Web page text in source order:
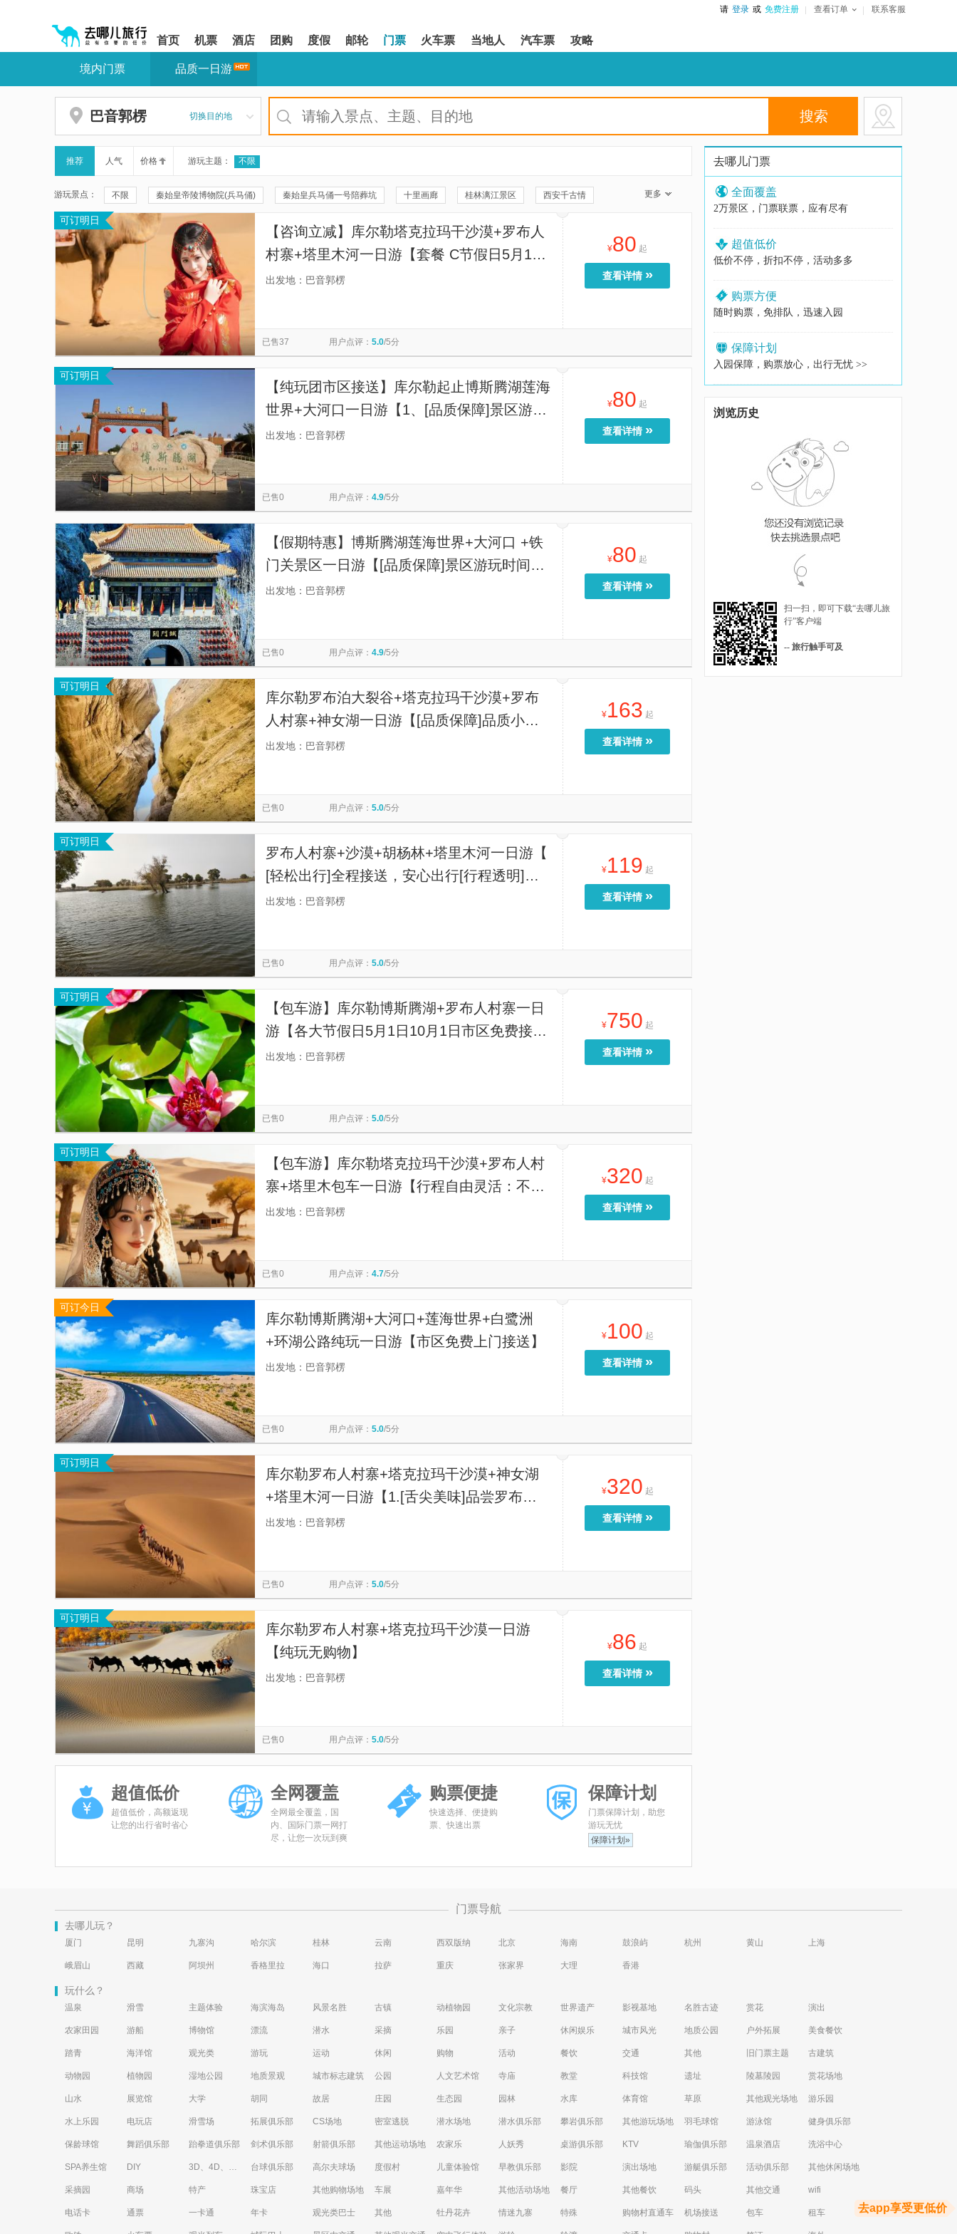
您
站
区,
本
有
6
模
块,
按
览
请 登录 或 免费注册 查看订单 联系客服
首页 机票 酒店 团购 度假 邮轮 门票 火车票 当地人 汽车票 攻略
您
站
区
境内门票 品质一日游
巴音郭楞 切换目的地
推荐 人气 价格 游玩主题： 不限
游玩景点： 不限 秦始皇帝陵博物院(兵马俑) 秦始皇兵马俑一号陪葬坑 十里画廊 桂林漓江景区 西安千古情
秦兵马俑三号坑遗址 20元人民币背景观景台
兴坪古镇 秦兵马俑二号坑遗址大厅 遇龙河景区 《长恨歌》演出 遇龙河竹筏漂游 珠海渔女
周庄 周庄沈厅 故宫博物院
福建土楼(南靖)云水谣景区-怀远楼
慕田峪长城 西安事变旧址五间厅
秦始皇帝陵博物院-丽山园 星光大道 圆明园
天坛公园
更多
可订明日
【咨询立减】库尔勒塔克拉玛干沙漠+罗布人
村寨+塔里木河一日游【套餐 C节假日5月1日
10月1日市区免费接送。库尔勒市区火车站，
出发地：巴音郭楞
¥80 起
查看详情 »
已售37 用户点评： 5.0/5分
可订明日
【纯玩团市区接送】库尔勒起止博斯腾湖莲海
世界+大河口一日游【1、[品质保障]景区游玩
时间充足，无套路 5月1人、10月1日 市区免
出发地：巴音郭楞
¥80 起
查看详情 »
已售0 用户点评： 4.9/5分
【假期特惠】博斯腾湖莲海世界+大河口 +铁
门关景区一日游【[品质保障]景区游玩时间充
足，无套路 库尔勒市区 ，火车站 开发区大门
出发地：巴音郭楞
¥80 起
查看详情 »
已售0 用户点评： 4.9/5分
可订明日
库尔勒罗布泊大裂谷+塔克拉玛干沙漠+罗布
人村寨+神女湖一日游【[品质保障]品质小
团、出行无忧、景区游玩时间充足，无套路】
出发地：巴音郭楞
¥163 起
查看详情 »
已售0 用户点评： 5.0/5分
可订明日
罗布人村寨+沙漠+胡杨林+塔里木河一日游【​
[轻松出行]全程接送，安心出行[行程透明]收
费清晰透明，无隐形消费 [服务升级]纯玩无购
出发地：巴音郭楞
¥119 起
查看详情 »
已售0 用户点评： 5.0/5分
可订明日
【包车游】库尔勒博斯腾湖+罗布人村寨一日
游【各大节假日5月1日10月1日市区免费接
送。库尔勒市区火车站，开发区大门接送。】
出发地：巴音郭楞
¥750 起
查看详情 »
已售0 用户点评： 5.0/5分
可订明日
【包车游】库尔勒塔克拉玛干沙漠+罗布人村
寨+塔里木包车一日游【行程自由灵活：不同
于跟团游的固定行程，包车游可以随停随走，
出发地：巴音郭楞
¥320 起
查看详情 »
已售0 用户点评： 4.7/5分
可订今日
库尔勒博斯腾湖+大河口+莲海世界+白鹭洲
+环湖公路纯玩一日游【市区免费上门接送】
出发地：巴音郭楞
¥100 起
查看详情 »
已售0 用户点评： 5.0/5分
可订明日
库尔勒罗布人村寨+塔克拉玛干沙漠+神女湖
+塔里木河一日游【1.[舌尖美味]品尝罗布人
特色小吃、赏塔克拉玛干沙漠之壮观】
出发地：巴音郭楞
¥320 起
查看详情 »
已售0 用户点评： 5.0/5分
可订明日
库尔勒罗布人村寨+塔克拉玛干沙漠一日游
【纯玩无购物】
出发地：巴音郭楞
¥86 起
查看详情 »
已售0 用户点评： 5.0/5分
超值低价
超值低价，高额返现
让您的出行省时省心
全网覆盖
全网最全覆盖，国
内、国际门票一网打
尽，让您一次玩到爽
购票便捷
快速选择、便捷购
票、快速出票
保障计划
门票保障计划，助您
游玩无忧
保障计划»
去哪儿门票
全面覆盖
2万景区，门票联票，应有尽有
超值低价
低价不停，折扣不停，活动多多
购票方便
随时购票，免排队，迅速入园
保障计划
入园保障，购票放心，出行无忧 >>
浏览历史
扫一扫，即可下载“去哪儿旅
行”客户端
-- 旅行触手可及
门票导航
去哪儿玩？
厦门 昆明 九寨沟 哈尔滨 桂林 云南 西双版纳 北京 海南 鼓浪屿 杭州 黄山 上海
峨眉山 西藏 阿坝州 香格里拉 海口 拉萨 重庆 张家界 大理 香港
玩什么？
温泉 滑雪 主题体验 海滨海岛 风景名胜 古镇 动植物园 文化宗教 世界遗产 影视基地 名胜古迹 赏花 演出
农家田园 游船 博物馆 漂流 潜水 采摘 乐园 亲子 休闲娱乐 城市风光 地质公园 户外拓展 美食餐饮
踏青 海洋馆 观光类 游玩 运动 休闲 购物 活动 餐饮 交通 其他 旧门票主题 古建筑
动物园 植物园 湿地公园 地质景观 城市标志建筑 公园 人文艺术馆 寺庙 教堂 科技馆 遗址 陵墓陵园 赏花场地
山水 展览馆 大学 胡同 故居 庄园 生态园 园林 水库 体育馆 草原 其他观光场地 游乐园
水上乐园 电玩店 滑雪场 拓展俱乐部 CS场地 密室逃脱 潜水场地 潜水俱乐部 攀岩俱乐部 其他游玩场地 羽毛球馆 游泳馆 健身俱乐部
保龄球馆 舞蹈俱乐部 跆拳道俱乐部 剑术俱乐部 射箭俱乐部 其他运动场地 农家乐 人妖秀 桌游俱乐部 KTV 瑜伽俱乐部 温泉酒店 洗浴中心
SPA养生馆 DIY 3D、4D、5D艺术体验馆 台球俱乐部 高尔夫球场 度假村 儿童体验馆 早教俱乐部 影院 演出场地 游艇俱乐部 活动俱乐部 其他休闲场地
采摘园 商场 特产 珠宝店 其他购物场地 车展 嘉年华 其他活动场地 餐厅 其他餐饮 码头 其他交通 wifi
电话卡 通票 一卡通 年卡 观光类巴士 其他 牡丹花卉 情迷九寨 特殊 购物村直通车 机场接送 包车 租车 去app享受更低价